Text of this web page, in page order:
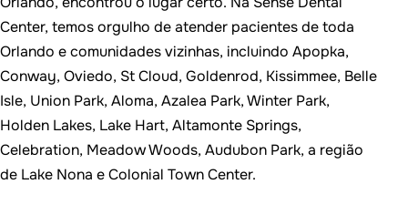
Center, temos orgulho de atender pacientes de toda
Orlando e comunidades vizinhas, incluindo Apopka,
Conway, Oviedo, St Cloud, Goldenrod, Kissimmee, Belle
Isle, Union Park, Aloma, Azalea Park, Winter Park,
Holden Lakes, Lake Hart, Altamonte Springs,
Celebration, Meadow Woods, Audubon Park, a região
de Lake Nona e Colonial Town Center.